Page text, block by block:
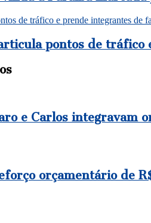
de tráfico e prende integrantes de
pontos de tráfico
e Carlos integravam
orçamentário de